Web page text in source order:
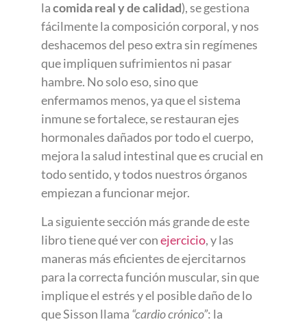
lacomida real y de calidad), se gestiona
fácilmente la composición corporal, y nos
deshacemos del peso extra sin regímenes
que impliquen sufrimientos ni pasar
hambre. No solo eso, sino que
enfermamos menos, ya que el sistema
inmune se fortalece, se restauran ejes
hormonales dañados por todo el cuerpo,
mejora la salud intestinal que es crucial en
todo sentido, y todos nuestros órganos
empiezan a funcionar mejor.
La siguiente sección más grande de este
libro tiene qué ver conejercicio, y las
maneras más eficientes de ejercitarnos
para la correcta función muscular, sin que
implique el estrés y el posible daño de lo
que Sisson llama “cardio crónico”: la